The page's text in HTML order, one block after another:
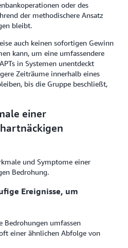
oder des
der methodischere Ansatz
bleibt.
auch keinen sofortigen Gewinn
kann, um eine umfassendere
in Systemen unentdeckt
Zeiträume innerhalb eines
bis die Gruppe beschließt,
einer
und Symptome einer
Bedrohung.
Ereignisse, um
Bedrohungen umfassen
einer ähnlichen Abfolge von